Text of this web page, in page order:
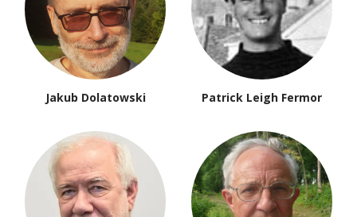
Jakub Dolatowski Patrick Leigh Fermor